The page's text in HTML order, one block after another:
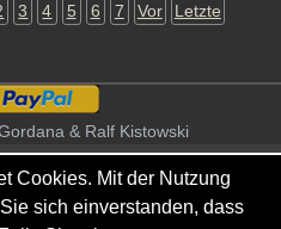
3 4 5 6 7 Vor Letzte
& Ralf Kistowski
Cookies. Mit der Nutzung
sich einverstanden, dass